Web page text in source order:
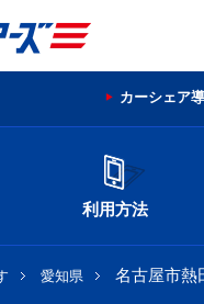
カーシェア
利用方法
愛知県 名古屋市熱